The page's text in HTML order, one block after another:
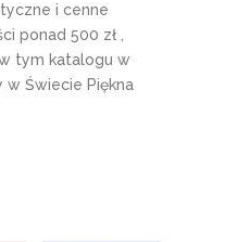
i cenne
ponad 500 zł ,
tym katalogu w
w Świecie Piękna